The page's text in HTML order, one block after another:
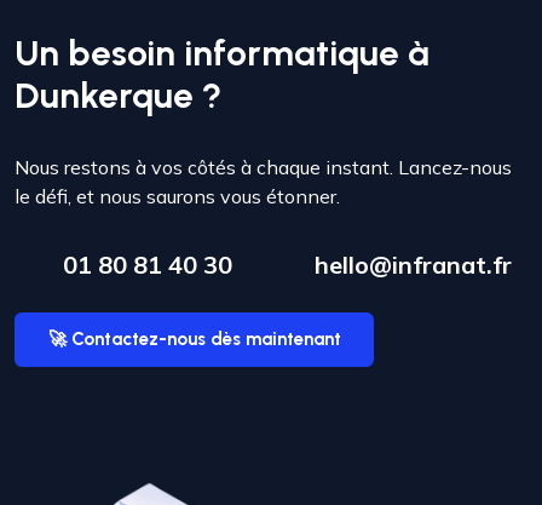
Un besoin informatique à
Dunkerque ?
Nous restons à vos côtés à chaque instant. Lancez-nous
le défi, et nous saurons vous étonner.
01 80 81 40 30 hello@infranat.fr
🚀 Contactez-nous dès maintenant